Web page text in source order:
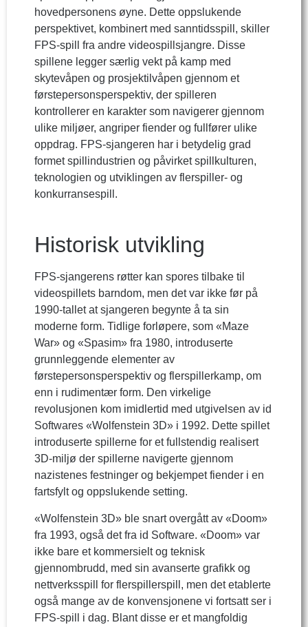
hovedpersonens øyne. Dette oppslukende
perspektivet, kombinert med sanntidsspill, skiller
FPS-spill fra andre videospillsjangre. Disse
spillene legger særlig vekt på kamp med
skytevåpen og prosjektilvåpen gjennom et
førstepersonsperspektiv, der spilleren
kontrollerer en karakter som navigerer gjennom
ulike miljøer, angriper fiender og fullfører ulike
oppdrag. FPS-sjangeren har i betydelig grad
formet spillindustrien og påvirket spillkulturen,
teknologien og utviklingen av flerspiller- og
konkurransespill.
Historisk utvikling
FPS-sjangerens røtter kan spores tilbake til
videospillets barndom, men det var ikke før på
1990-tallet at sjangeren begynte å ta sin
moderne form. Tidlige forløpere, som «Maze
War» og «Spasim» fra 1980, introduserte
grunnleggende elementer av
førstepersonsperspektiv og flerspillerkamp, om
enn i rudimentær form. Den virkelige
revolusjonen kom imidlertid med utgivelsen av id
Softwares «Wolfenstein 3D» i 1992. Dette spillet
introduserte spillerne for et fullstendig realisert
3D-miljø der spillerne navigerte gjennom
nazistenes festninger og bekjempet fiender i en
fartsfylt og oppslukende setting.
«Wolfenstein 3D» ble snart overgått av «Doom»
fra 1993, også det fra id Software. «Doom» var
ikke bare et kommersielt og teknisk
gjennombrudd, med sin avanserte grafikk og
nettverksspill for flerspillerspill, men det etablerte
også mange av de konvensjonene vi fortsatt ser i
FPS-spill i dag. Blant disse er et mangfoldig